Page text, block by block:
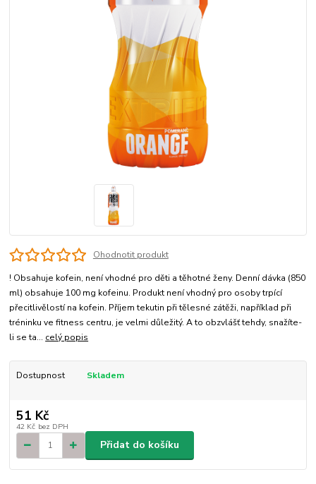
Ohodnotit produkt
! Obsahuje kofein, není vhodné pro děti a těhotné ženy. Denní dávka (850
ml) obsahuje 100 mg kofeinu. Produkt není vhodný pro osoby trpící
přecitlivělostí na kofein. Příjem tekutin při tělesné zátěži, například při
tréninku ve fitness centru, je velmi důležitý. A to obzvlášť tehdy, snažíte-
li se ta... celý popis
Dostupnost Skladem
51 Kč
42 Kč bez DPH
Přidat do košíku